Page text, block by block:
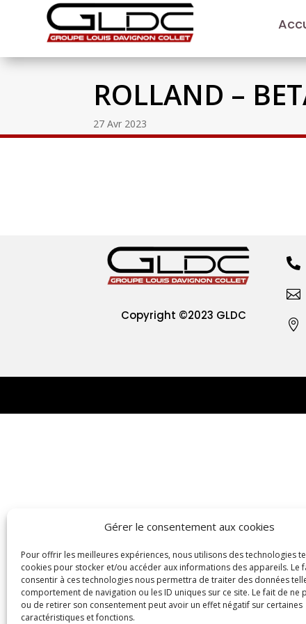
Gérer le consentement aux cookies
Pour offrir les meilleures expériences, nous utilisons des technologies
cookies pour stocker et/ou accéder aux informations des appareils. Le
consentir à ces technologies nous permettra de traiter des données
comportement de navigation ou les ID uniques sur ce site. Le fait de ne
ou de retirer son consentement peut avoir un effet négatif sur certaines
caractéristiques et fonctions.
ROLLAND –
27 Avr 2023
Copyright ©2023 GLDC


